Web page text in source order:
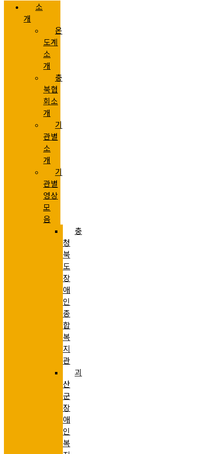
소
개
온
도계
소
개
충
북협
회소
개
기
관별
소
개
기
관별
영상
모
음
충
청
북
도
장
애
인
종
합
복
지
관
괴
산
군
장
애
인
복